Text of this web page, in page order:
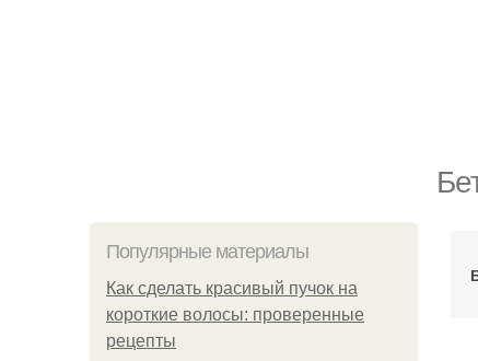
Популярные материалы
Как сделать красивый пучок на
короткие волосы: проверенные
рецепты